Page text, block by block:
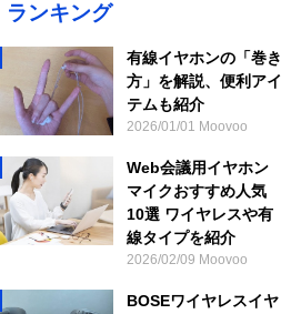
ランキング
有線イヤホンの「巻き
方」を解説、便利アイ
テムも紹介
2026/01/01 Moovoo
Web会議用イヤホン
マイクおすすめ人気
10選 ワイヤレスや有
線タイプを紹介
2026/02/09 Moovoo
BOSEワイヤレスイヤ